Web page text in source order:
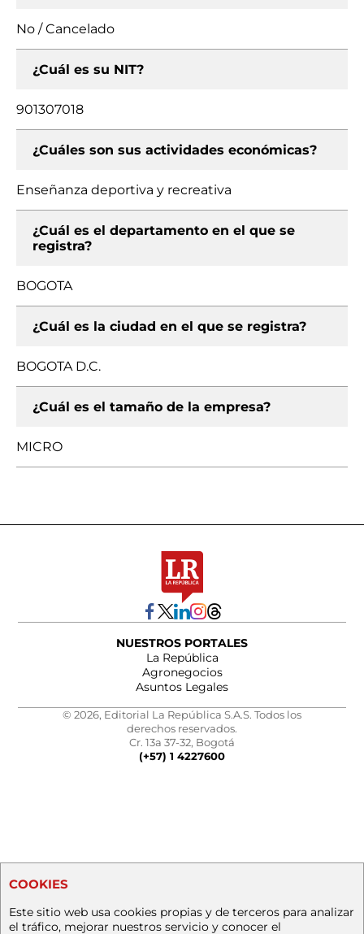
No / Cancelado
¿Cuál es su NIT?
901307018
¿Cuáles son sus actividades económicas?
Enseñanza deportiva y recreativa
¿Cuál es el departamento en el que se
registra?
BOGOTA
¿Cuál es la ciudad en el que se registra?
BOGOTA D.C.
¿Cuál es el tamaño de la empresa?
MICRO
NUESTROS PORTALES
La República
Agronegocios
Asuntos Legales
© 2026, Editorial La República S.A.S. Todos los
derechos reservados.
Cr. 13a 37-32, Bogotá
(+57) 1 4227600
COOKIES
Este sitio web usa cookies propias y de terceros para analizar
el tráfico, mejorar nuestros servicio y conocer el